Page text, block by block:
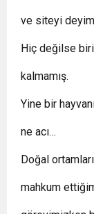
ve siteyi deyim
Hiç değilse
kalmamış.
Yine bir
ne acı…
Doğal
mahkum